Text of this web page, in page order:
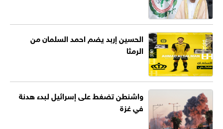
الحسين إربد يضم احمد السلمان من
الرمثا
واشنطن تضغط على إسرائيل لبدء هدنة
في غزة